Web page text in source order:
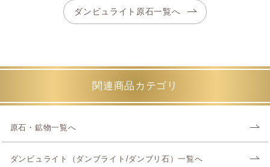
ダンビュライト原石一覧へ
関連商品カテゴリ
原石・鉱物一覧へ
ダンビュライト（ダンブライト/ダンブリ石）一覧へ